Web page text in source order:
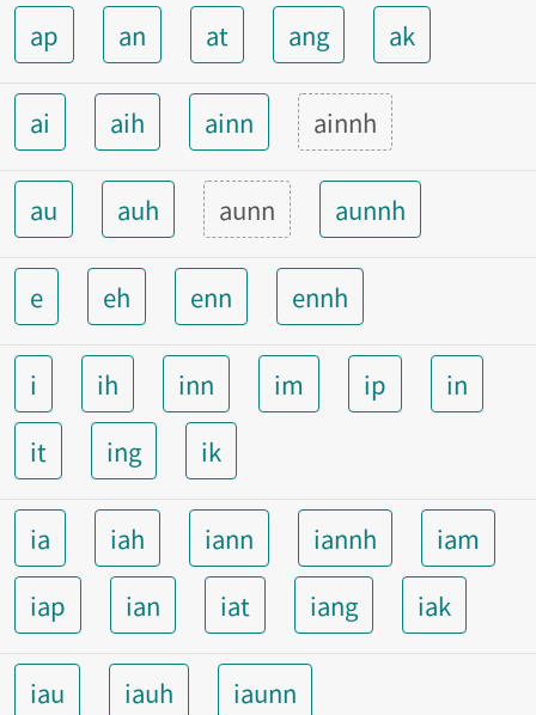
ap
an at ang ak
ai aih ainn ainnh
au auh aunn aunnh
e eh enn ennh
i ih inn im ip
in
it
ing ik
ia iah iann iannh
iam
iap
ian iat iang iak
iau iauh iaunn